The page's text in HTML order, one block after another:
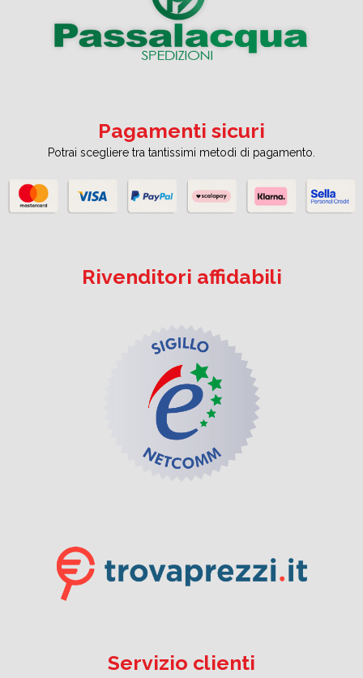
Pagamenti sicuri
Potrai scegliere tra tantissimi metodi di pagamento.
Rivenditori affidabili
Servizio clienti